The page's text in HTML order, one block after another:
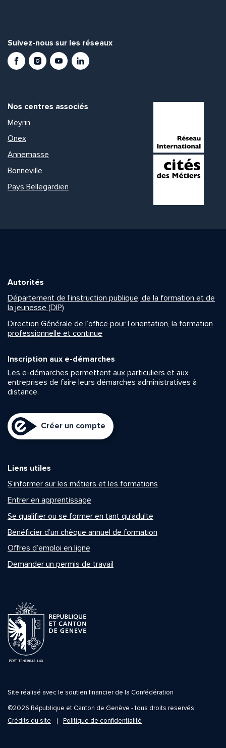
Suivez-nous sur les réseaux
FacebookInstagramYoutubeLinkedIn
Nos centres associés
Meyrin
Onex
Annemasse
Bonneville
Pays Bellegardien
Autorités
Département de l’instruction publique, de la formation et de
la jeunesse (DIP)
Direction Générale de l’office pour l’orientation, la formation
professionnelle et continue
Inscription aux e-démarches
Les e-démarches permettent aux particuliers et aux
entreprises de faire leurs démarches administratives à
distance.
Créer un compte
Liens utiles
S’informer sur les métiers et les formations
Entrer en apprentissage
Se qualifier ou se former en tant qu’adulte
Bénéficier d’un chèque annuel de formation
Offres d’emploi en ligne
Demander un permis de travail
Site réalisé avec le soutien financier de la Confédération
©2026 République et Canton de Genève - tous droits reservés
Crédits du site
Politique de confidentialité